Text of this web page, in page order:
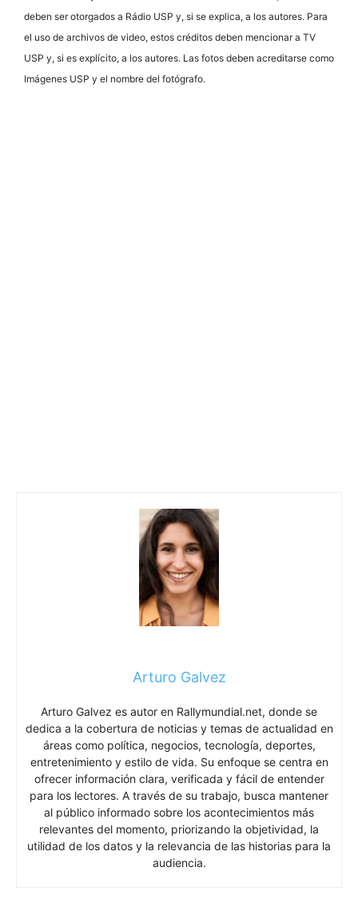
deben ser otorgados a Rádio USP y, si se explica, a los autores. Para
el uso de archivos de video, estos créditos deben mencionar a TV
USP y, si es explícito, a los autores. Las fotos deben acreditarse como
Imágenes USP y el nombre del fotógrafo.
Arturo Galvez
Arturo Galvez es autor en Rallymundial.net, donde se
dedica a la cobertura de noticias y temas de actualidad en
áreas como política, negocios, tecnología, deportes,
entretenimiento y estilo de vida. Su enfoque se centra en
ofrecer información clara, verificada y fácil de entender
para los lectores. A través de su trabajo, busca mantener
al público informado sobre los acontecimientos más
relevantes del momento, priorizando la objetividad, la
utilidad de los datos y la relevancia de las historias para la
audiencia.